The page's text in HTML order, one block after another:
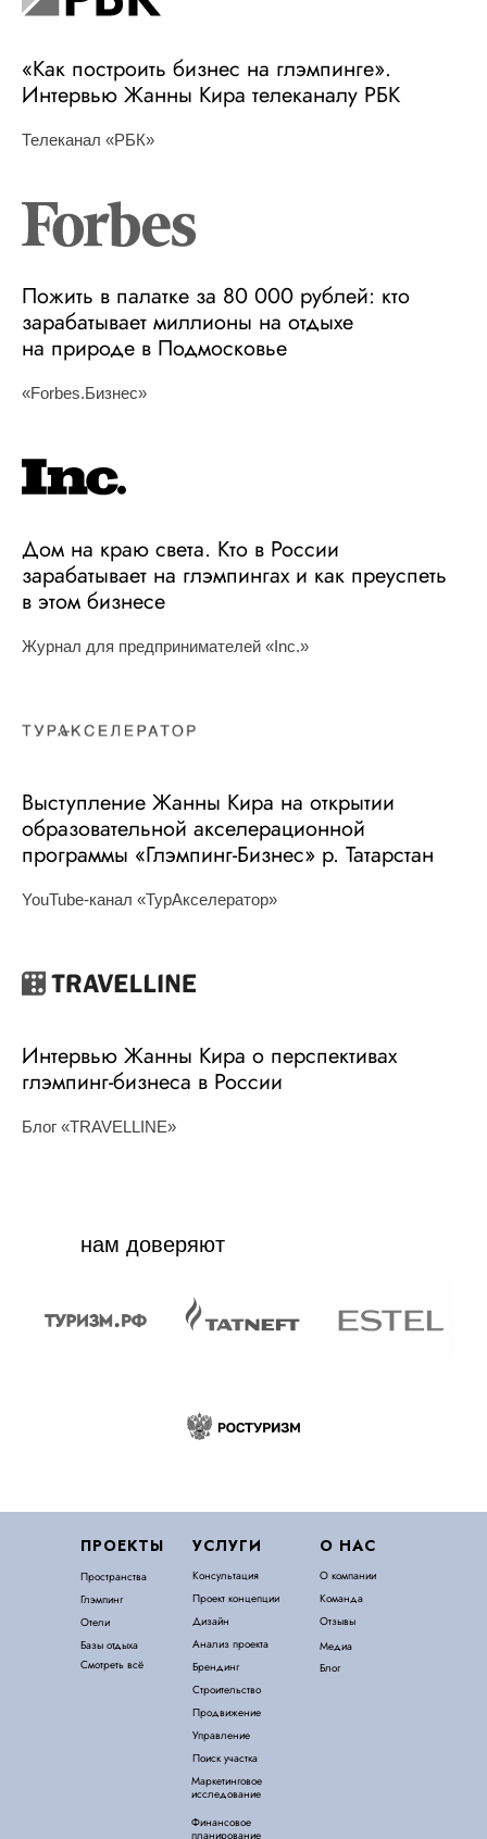
«Как построить бизнес на глэмпинге».
Интервью Жанны Кира телеканалу РБК
Телеканал «РБК»
Пожить в палатке за 80 000 рублей: кто
зарабатывает миллионы на отдыхе
на природе в Подмосковье
«Forbes.Бизнес»
Дом на краю света. Кто в России
зарабатывает на глэмпингах и как преуспеть
в этом бизнесе
Журнал для предпринимателей «Inc.»
Выступление Жанны Кира на открытии
образовательной акселерационной
программы «Глэмпинг-Бизнес» р. Татарстан
YouTube-канал «ТурАкселератор»
Интервью Жанны Кира о перспективах
глэмпинг-бизнеса в России
Блог «TRAVELLINE»
нам доверяют
Медиа
О НАС
О компании
Команда
Отзывы
УСЛУГИ
Консультация
Проект концепции
Дизайн
Анализ проекта
Брендинг
Строительство
Управление
Продвижение
Блог
Поиск участка
Маркетинговое
исследование
Финансовое
планирование
ПРОЕКТЫ
Пространства
Глэмпинг
Отели
Базы отдыха
Смотреть всё